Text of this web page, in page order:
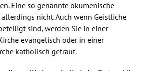
Eine so genannte ökumenische
nicht. Auch wenn Geistliche
sind, werden Sie in einer
evangelisch oder in einer
katholisch getraut.